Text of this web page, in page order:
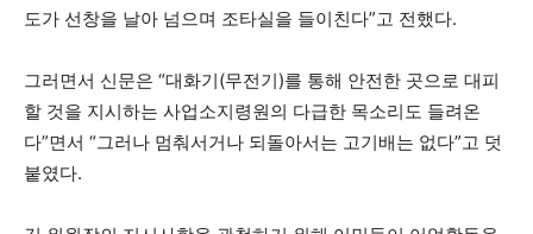
도가 선창을 날아 넘으며 조타실을 들이친다”고 전했다.
그러면서 신문은 “대화기(무전기)를 통해 안전한 곳으로 대피
할 것을 지시하는 사업소지령원의 다급한 목소리도 들려온
다”면서 “그러나 멈춰서거나 되돌아서는 고기배는 없다”고 덧
붙였다.